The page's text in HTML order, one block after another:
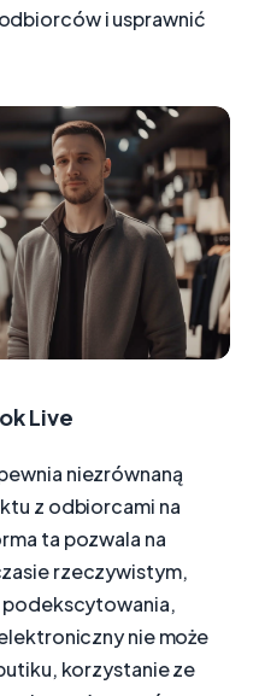
i usprawnić
Live
niezrównaną
z odbiorcami na
ta pozwala na
rzeczywistym,
nie może
korzystanie ze